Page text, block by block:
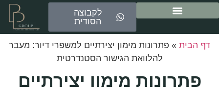
לקבוצה
הסודית
דף הבית » פתרונות מימון יצירתיים למשפרי דיור: מעבר
להלוואת הגישור הסטנדרטית
פתרונות מימון יצירתיים